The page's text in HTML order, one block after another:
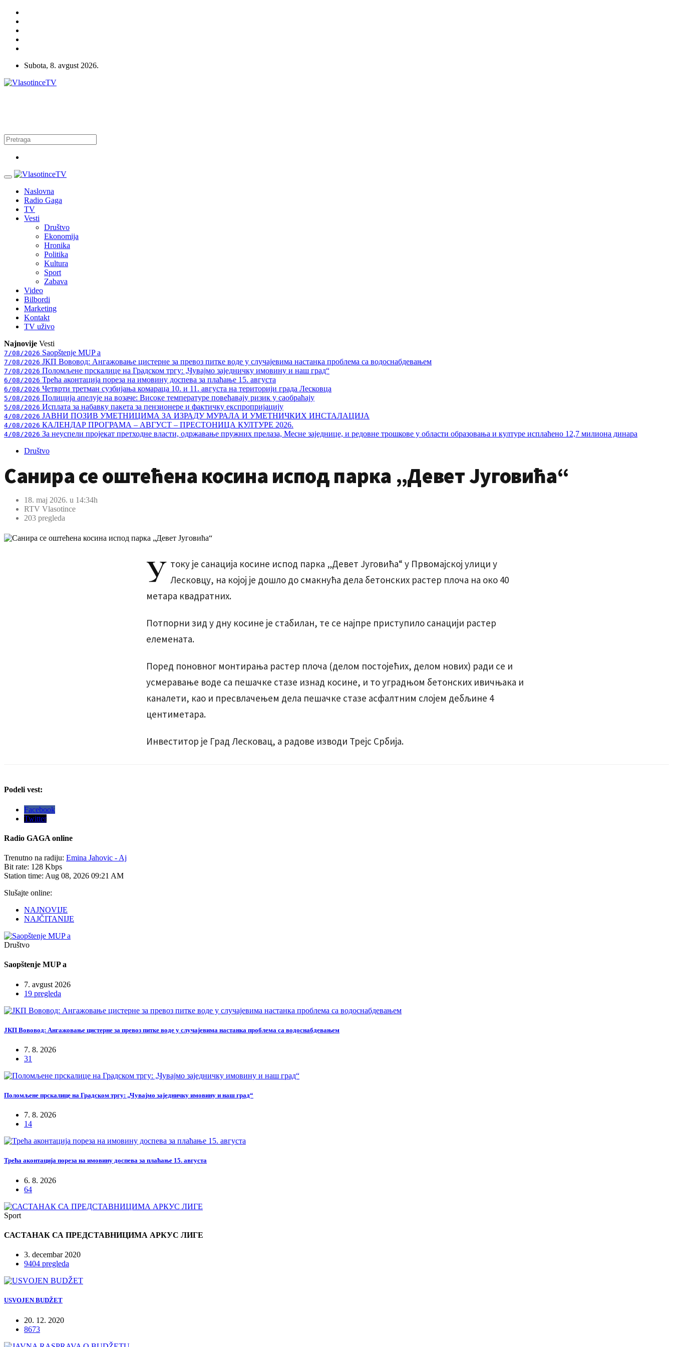
Subota, 8. avgust 2026.
Naslovna
Radio Gaga
TV
Vesti
Društvo
Ekonomija
Hronika
Politika
Kultura
Sport
Zabava
Video
Bilbordi
Marketing
Kontakt
TV uživo
Najnovije Vesti
7/08/2026 Saopštenje MUP a
7/08/2026 ЈКП Вововод: Ангажовање цистерне за превоз питке воде у случајевима настанка проблема са водоснабдевањем
7/08/2026 Поломљене прскалице на Градском тргу: „Чувајмо заједничку имовину и наш град“
6/08/2026 Трећа аконтација пореза на имовину доспева за плаћање 15. августа
6/08/2026 Четврти третман сузбијања комараца 10. и 11. августа на територији града Лесковца
5/08/2026 Полиција апелује на возаче: Високе температуре повећавају ризик у саобраћају
5/08/2026 Исплата за набавку пакета за пензионере и фактичку експропријацију
4/08/2026 ЈАВНИ ПОЗИВ УМЕТНИЦИМА ЗА ИЗРАДУ МУРАЛА И УМЕТНИЧКИХ ИНСТАЛАЦИЈА
4/08/2026 КАЛЕНДАР ПРОГРАМА – АВГУСТ – ПРЕСТОНИЦА КУЛТУРЕ 2026.
4/08/2026 За неуспели пројекат претходне власти, одржавање пружних прелаза, Месне заједнице, и редовне трошкове у области образовања и културе исплаћено 12,7 милиона динара
Društvo
Санира се оштећена косина испод парка „Девет Југовића“
18. maj 2026. u 14:34h
RTV Vlasotince
203 pregleda
У току је санација косине испод парка „Девет Југовића“ у Првомајској улици у
Лесковцу, на којој је дошло до смакнућа дела бетонских растер плоча на око 40
метара квадратних.
Потпорни зид у дну косине је стабилан, те се најпре приступило санацији растер
елемената.
Поред поновног монтирања растер плоча (делом постојећих, делом нових) ради се и
усмеравање воде са пешачке стазе изнад косине, и то уградњом бетонских ивичњака и
каналети, као и пресвлачењем дела пешачке стазе асфалтним слојем дебљине 4
центиметара.
Инвеститор је Град Лесковац, а радове изводи Трејс Србија.
Podeli vest:
Facebook
Twitter
Radio GAGA online
Trenutno na radiju: Emina Jahovic - Aj
Bit rate: 128 Kbps
Station time: Aug 08, 2026 09:21 AM
Slušajte online:
NAJNOVIJE
NAJČITANIJE
Društvo
Saopštenje MUP a
7. avgust 2026
19 pregleda
ЈКП Вововод: Ангажовање цистерне за превоз питке воде у случајевима настанка проблема са водоснабдевањем
7. 8. 2026
31
Поломљене прскалице на Градском тргу: „Чувајмо заједничку имовину и наш град“
7. 8. 2026
14
Трећа аконтација пореза на имовину доспева за плаћање 15. августа
6. 8. 2026
64
Sport
САСТАНАК СА ПРЕДСТАВНИЦИМА АРКУС ЛИГЕ
3. decembar 2020
9404 pregleda
USVOJEN BUDŽET
20. 12. 2020
8673